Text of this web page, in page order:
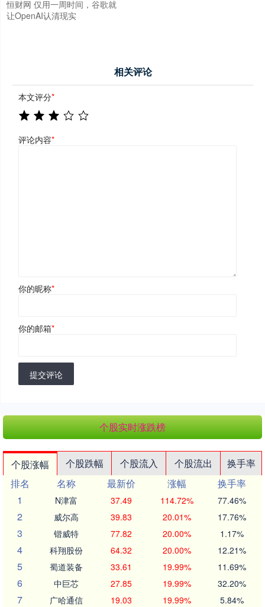
恒财网 仅用一周时间，谷歌就
让OpenAI认清现实
相关评论
本文评分*
评论内容*
你的昵称*
你的邮箱*
提交评论
个股实时涨跌榜
个股涨幅 个股跌幅 个股流入 个股流出
换手率
排名
名称 最新价 涨幅
换手率
1
N津富 37.49 114.72% 77.46%
2 威尔高 39.83 20.01% 17.76%
3 锴威特 77.82 20.00% 1.17%
4 科翔股份 64.32 20.00% 12.21%
5 蜀道装备 33.61 19.99% 11.69%
6 中巨芯 27.85 19.99% 32.20%
7 广哈通信 19.03 19.99% 5.84%